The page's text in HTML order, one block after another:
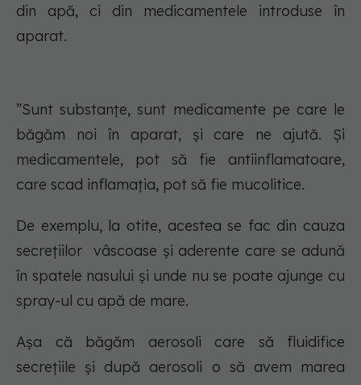
din apă, ci din medicamentele introduse în
aparat.
”Sunt substanțe, sunt medicamente pe care le
băgăm noi în aparat, și care ne ajută. Și
medicamentele, pot să fie antiinflamatoare,
care scad inflamația, pot să fie mucolitice.
De exemplu, la otite, acestea se fac din cauza
secrețiilor vâscoase și aderente care se adună
în spatele nasului și unde nu se poate ajunge cu
spray-ul cu apă de mare.
Așa că băgăm aerosoli care să fluidifice
secrețiile și după aerosoli o să avem marea